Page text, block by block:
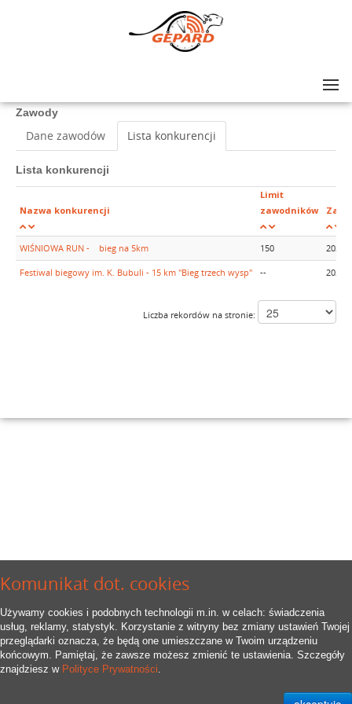
Komunikat dot. cookies
Używamy cookies i podobnych technologii m.in. w celach: świadczenia
usług, reklamy, statystyk. Korzystanie z witryny bez zmiany ustawień Twojej
przeglądarki oznacza, że będą one umieszczane w Twoim urządzeniu
końcowym. Pamiętaj, że zawsze możesz zmienić te ustawienia. Szczegóły
znajdziesz w Polityce Prywatności.
Zawody
Dane zawodów Lista konkurencji
Lista konkurencji
Nazwa konkurencji
Limit
zawodników
WIŚNIOWA RUN - bieg na 5km 150 2025-
Festiwal biegowy im. K. Bubuli - 15 km "Bieg trzech wysp" -- 2025-
Liczba rekordów na stronie: